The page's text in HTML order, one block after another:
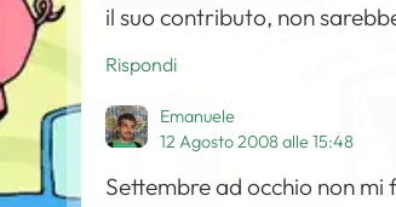
il suo contributo, non
Rispondi
Emanuele
12 Agosto 2008 alle 15:48
Settembre ad occhio non